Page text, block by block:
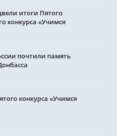
итоги Пятого
конкурса «Учимся
почтили память
конкурса «Учимся